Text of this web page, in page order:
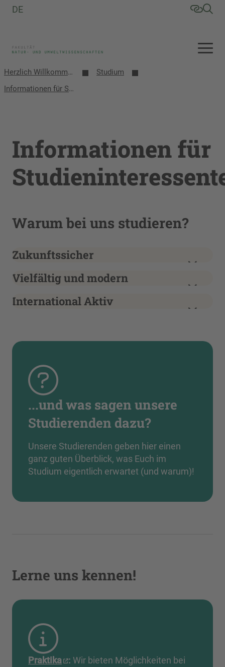
DE
Herzlich Willkommen an der Fakultät Natur- und Umweltwissenschaften
Studium
Informationen für Studieninteressenten
Informationen für
Warum bei uns studieren?
Zukunftssicher
Vielfältig und modern
International Aktiv
...und was sagen unsere
Studierenden dazu?
Unsere Studierenden geben hier einen
ganz guten Überblick, was Euch im
Studium eigentlich erwartet (und warum)!
Lerne uns kennen!
Praktika : Wir bieten Möglichkeiten bei